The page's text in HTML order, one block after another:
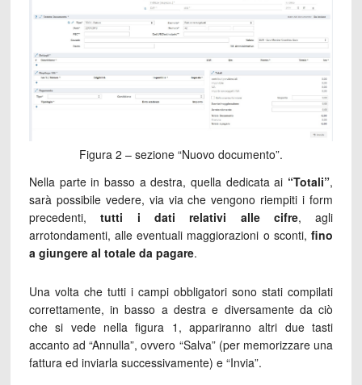
Figura 2 – sezione “Nuovo documento”.
Nella parte in basso a destra, quella dedicata ai “Totali”,
sarà possibile vedere, via via che vengono riempiti i form
precedenti,tutti i dati relativi alle cifre, agli
arrotondamenti, alle eventuali maggiorazioni o sconti,fino
a giungere al totale da pagare.
Una volta che tutti i campi obbligatori sono stati compilati
correttamente, in basso a destra e diversamente da ciò
che si vede nella figura 1, appariranno altri due tasti
accanto ad “Annulla”, ovvero “Salva” (per memorizzare una
fattura ed inviarla successivamente) e “Invia”.